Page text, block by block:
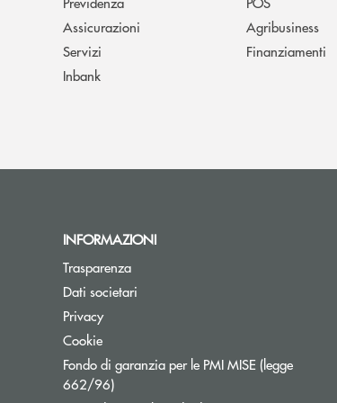
Assicurazioni
Servizi
Inbank
Agribusiness
Finanziamenti
INFORMAZIONI
Trasparenza
Dati societari
Privacy
Cookie
Fondo di garanzia per le PMI MISE (legge
662/96)Apre una nuova finestra